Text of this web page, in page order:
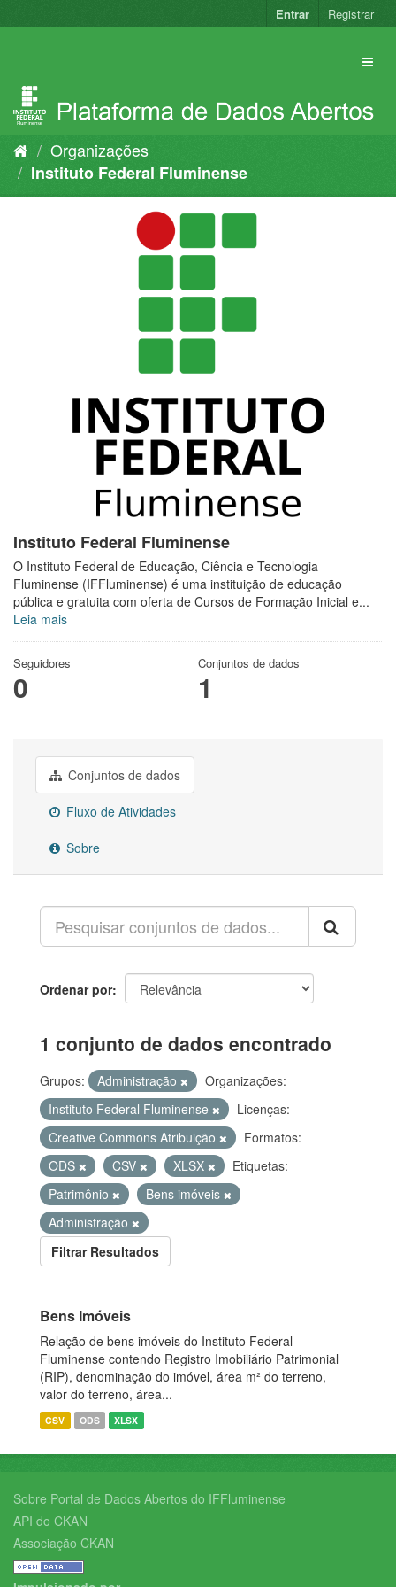
para
Entrar Registrar
Organizações
Instituto Federal Fluminense
Instituto Federal Fluminense
O Instituto Federal de Educação, Ciência e Tecnologia
Fluminense (IFFluminense) é uma instituição de educação
pública e gratuita com oferta de Cursos de Formação Inicial e...
Leia mais
Seguidores
0
Conjuntos de dados
1
Conjuntos de dados
Fluxo de Atividades
Sobre
Ordenar por
1 conjunto de dados encontrado
Grupos: Administração
Organizações:
Instituto Federal Fluminense
Licenças:
Creative Commons Atribuição
Formatos:
ODS
CSV XLSX
Etiquetas:
Patrimônio
Bens imóveis
Administração
Filtrar Resultados
Bens Imóveis
Relação de bens imóveis do Instituto Federal
Fluminense contendo Registro Imobiliário Patrimonial
(RIP), denominação do imóvel, área m² do terreno,
valor do terreno, área...
CSV ODS XLSX
Sobre Portal de Dados Abertos do IFFluminense
API do CKAN
Associação CKAN